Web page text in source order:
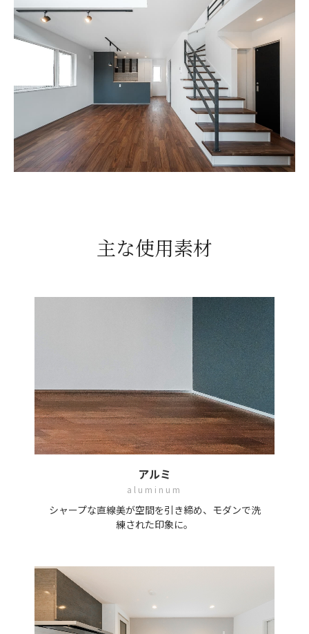
主な使用素材
アルミ
aluminum
シャープな直線美が空間を引き締め、モダンで洗
練された印象に。